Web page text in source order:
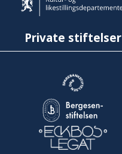
Private stiftelser